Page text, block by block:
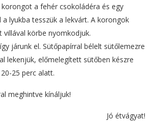
korongot a fehér csokoládéra és egy
a lyukba tesszük a lekvárt. A korongok
körbe nyomkodjuk.
járunk el. Sütőpapírral bélelt sütőlemezre
lekenjük, előmelegített sütőben készre
25 perc alatt.
meghintve kínáljuk!
Jó étvágyat!